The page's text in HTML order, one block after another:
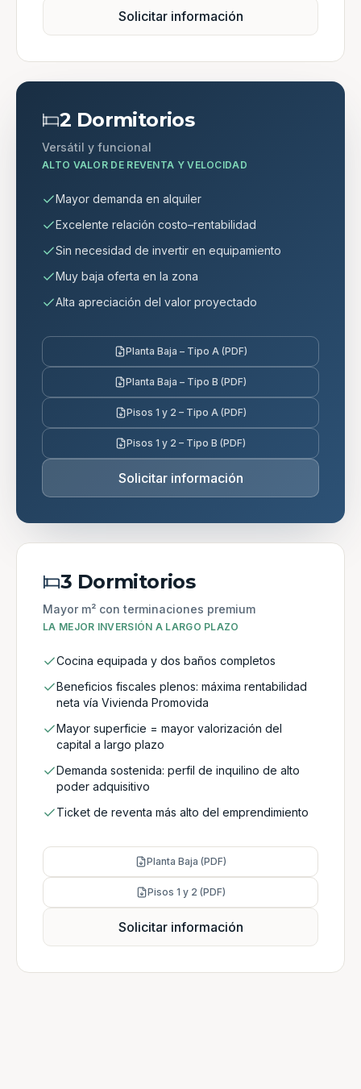
Solicitar información
2 Dormitorios
Versátil y funcional
ALTO VALOR DE REVENTA Y VELOCIDAD
Mayor demanda en alquiler
Excelente relación costo–rentabilidad
Sin necesidad de invertir en equipamiento
Muy baja oferta en la zona
Alta apreciación del valor proyectado
Planta Baja – Tipo A (PDF)
Planta Baja – Tipo B (PDF)
Pisos 1 y 2 – Tipo A (PDF)
Pisos 1 y 2 – Tipo B (PDF)
Solicitar información
3 Dormitorios
Mayor m² con terminaciones premium
LA MEJOR INVERSIÓN A LARGO PLAZO
Cocina equipada y dos baños completos
Beneficios fiscales plenos: máxima rentabilidad
neta vía Vivienda Promovida
Mayor superficie = mayor valorización del
capital a largo plazo
Demanda sostenida: perfil de inquilino de alto
poder adquisitivo
Ticket de reventa más alto del emprendimiento
Planta Baja (PDF)
Pisos 1 y 2 (PDF)
Solicitar información